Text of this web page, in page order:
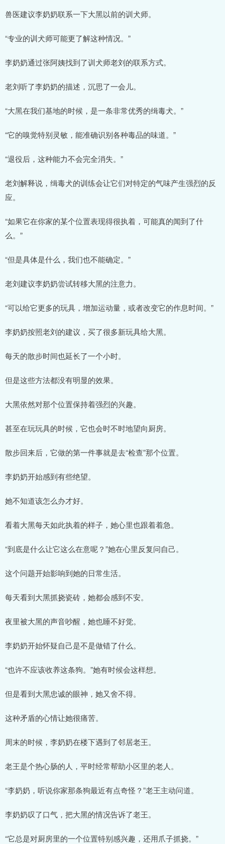
兽医建议李奶奶联系一下大黑以前的训犬师。
“专业的训犬师可能更了解这种情况。”
李奶奶通过张阿姨找到了训犬师老刘的联系方式。
老刘听了李奶奶的描述，沉思了一会儿。
“大黑在我们基地的时候，是一条非常优秀的缉毒犬。”
“它的嗅觉特别灵敏，能准确识别各种毒品的味道。”
“退役后，这种能力不会完全消失。”
老刘解释说，缉毒犬的训练会让它们对特定的气味产生强烈的反
应。
“如果它在你家的某个位置表现得很执着，可能真的闻到了什
么。”
“但是具体是什么，我们也不能确定。”
老刘建议李奶奶尝试转移大黑的注意力。
“可以给它更多的玩具，增加运动量，或者改变它的作息时间。”
李奶奶按照老刘的建议，买了很多新玩具给大黑。
每天的散步时间也延长了一个小时。
但是这些方法都没有明显的效果。
大黑依然对那个位置保持着强烈的兴趣。
甚至在玩玩具的时候，它也会时不时地望向厨房。
散步回来后，它做的第一件事就是去“检查”那个位置。
李奶奶开始感到有些绝望。
她不知道该怎么办才好。
看着大黑每天如此执着的样子，她心里也跟着着急。
“到底是什么让它这么在意呢？”她在心里反复问自己。
这个问题开始影响到她的日常生活。
每天看到大黑抓挠瓷砖，她都会感到不安。
夜里被大黑的声音吵醒，她也睡不好觉。
李奶奶开始怀疑自己是不是做错了什么。
“也许不应该收养这条狗。”她有时候会这样想。
但是看到大黑忠诚的眼神，她又舍不得。
这种矛盾的心情让她很痛苦。
周末的时候，李奶奶在楼下遇到了邻居老王。
老王是个热心肠的人，平时经常帮助小区里的老人。
“李奶奶，听说你家那条狗最近有点奇怪？”老王主动问道。
李奶奶叹了口气，把大黑的情况告诉了老王。
“它总是对厨房里的一个位置特别感兴趣，还用爪子抓挠。”